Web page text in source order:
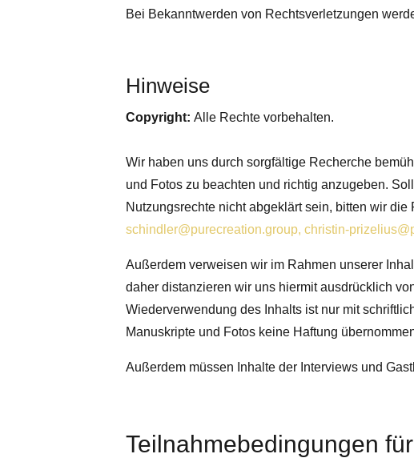
Bei Bekanntwerden von Rechtsverletzungen
Hinweise
Copyright: Alle Rechte vorbehalten.
Wir haben uns durch sorgfältige Recherche
und Fotos zu beachten und richtig anzugeben.
Nutzungsrechte nicht abgeklärt sein, bitten wir
schindler@purecreation.group, christin-prizelius@
Außerdem verweisen wir im Rahmen unserer
daher distanzieren wir uns hier­mit aus­drück­lich
Wiederverwendung des Inhalts ist nur mit
Manuskripte und Fotos keine Haftung
Außerdem müssen Inhalte der Interviews und
Teilnahmebedingungen